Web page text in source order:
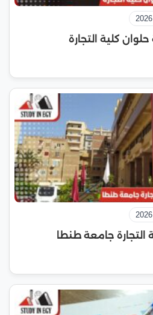
حلوان كلية التجارة
التجارة جامعة طنطا